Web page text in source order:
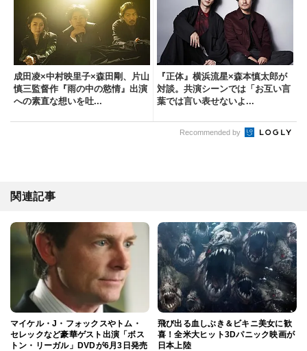
成田凌×中村映里子×森田剛、片山
慎三監督作『雨の中の慾情』出演
への素直な想いを吐...
『正体』横浜流星×森本慎太郎が
対談。共演シーンでは「お互い言
葉では言い表せないよ...
Recommended by
関連記事
マイケル・J・フォックスやトム・
セレックなど豪華ゲスト出演「ボス
トン・リーガル」DVDが6月3日発売
飛び出る血しぶき＆ビキニ美女に歓
喜！全米大ヒット3Dパニック映画が
日本上陸